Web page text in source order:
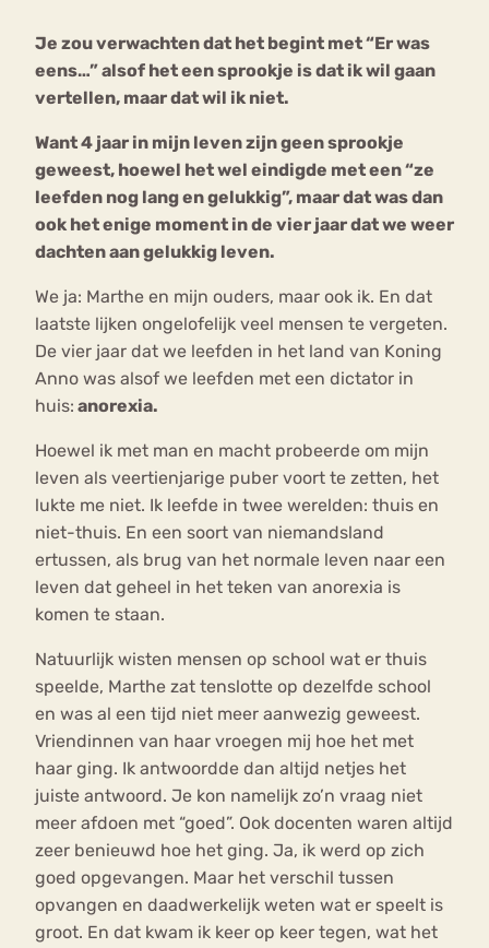
Je zou verwachten dat het begint met “Er was
eens…” alsof het een sprookje is dat ik wil gaan
vertellen, maar dat wil ik niet.
Want 4 jaar in mijn leven zijn geen sprookje
geweest, hoewel het wel eindigde met een “ze
leefden nog lang en gelukkig”, maar dat was dan
ook het enige moment in de vier jaar dat we weer
dachten aan gelukkig leven.
We ja: Marthe en mijn ouders, maar ook ik. En dat
laatste lijken ongelofelijk veel mensen te vergeten.
De vier jaar dat we leefden in het land van Koning
Anno was alsof we leefden met een dictator in
huis: anorexia.
Hoewel ik met man en macht probeerde om mijn
leven als veertienjarige puber voort te zetten, het
lukte me niet. Ik leefde in twee werelden: thuis en
niet-thuis. En een soort van niemandsland
ertussen, als brug van het normale leven naar een
leven dat geheel in het teken van anorexia is
komen te staan.
Natuurlijk wisten mensen op school wat er thuis
speelde, Marthe zat tenslotte op dezelfde school
en was al een tijd niet meer aanwezig geweest.
Vriendinnen van haar vroegen mij hoe het met
haar ging. Ik antwoordde dan altijd netjes het
juiste antwoord. Je kon namelijk zo’n vraag niet
meer afdoen met “goed”. Ook docenten waren altijd
zeer benieuwd hoe het ging. Ja, ik werd op zich
goed opgevangen. Maar het verschil tussen
opvangen en daadwerkelijk weten wat er speelt is
groot. En dat kwam ik keer op keer tegen, wat het
Chat
Forum
Bouli
mia
osa
Eetstoornis Anorexia Nervosa
Eetbuien Piekeren Sport
Trauma
Orthorexia
Afvallen Angst